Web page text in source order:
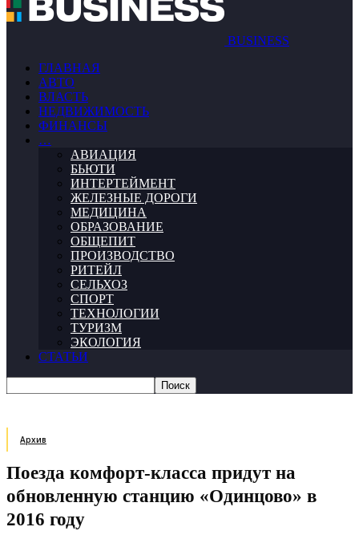
BUSINESS
ГЛАВНАЯ
АВТО
ВЛАСТЬ
НЕДВИЖИМОСТЬ
ФИНАНСЫ
…
АВИАЦИЯ
БЬЮТИ
ИНТЕРТЕЙМЕНТ
ЖЕЛЕЗНЫЕ ДОРОГИ
МЕДИЦИНА
ОБРАЗОВАНИЕ
ОБЩЕПИТ
ПРОИЗВОДСТВО
РИТЕЙЛ
СЕЛЬХОЗ
СПОРТ
ТЕХНОЛОГИИ
ТУРИЗМ
ЭКОЛОГИЯ
СТАТЬИ
Архив
Поезда комфорт-класса придут на
обновленную станцию «Одинцово» в
2016 году